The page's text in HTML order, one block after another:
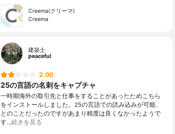
Creema(クリーマ)
Creema
建築士
peaceful
2.00
25の言語の名刺をキャプチャ
一時期海外の取引先と仕事をすることがあったためこちら
をインストールしました。25の言語での読み込みが可能、
とのことだったのですがあまり精度は良くなかったようで
す…続きを見る